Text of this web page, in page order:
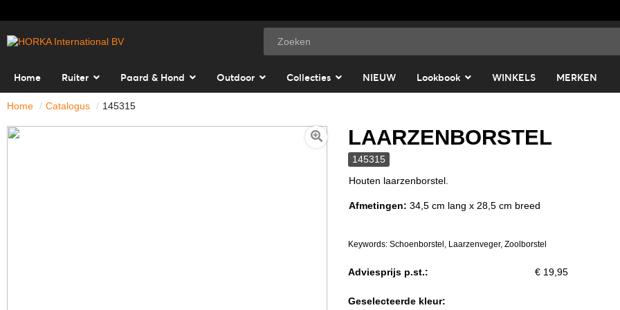
Home Ruiter Paard & Hond Outdoor Collecties NIEUW Lookbook WINKELS MERKEN
Home Catalogus 145315
LAARZENBORSTEL
145315
Houten laarzenborstel.
Afmetingen: 34,5 cm lang x 28,5 cm breed
Keywords: Schoenborstel, Laarzenveger, Zoolborstel
Adviesprijs p.st.: € 19,95
Geselecteerde kleur: